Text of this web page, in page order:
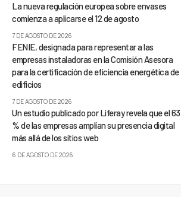
La nueva regulación europea sobre envases
comienza a aplicarse el 12 de agosto
7 DE AGOSTO DE 2026
FENIE, designada para representar a las
empresas instaladoras en la Comisión Asesora
para la certificación de eficiencia energética de
edificios
7 DE AGOSTO DE 2026
Un estudio publicado por Liferay revela que el 63
% de las empresas amplían su presencia digital
más allá de los sitios web
6 DE AGOSTO DE 2026